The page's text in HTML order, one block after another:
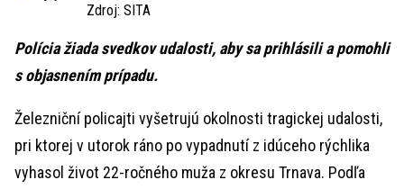
Zdroj: SITA
Polícia žiada svedkov udalosti, aby sa prihlásili a pomohli
s objasnením prípadu.
Železniční policajti vyšetrujú okolnosti tragickej udalosti,
pri ktorej v utorok ráno po vypadnutí z idúceho rýchlika
vyhasol život 22-ročného muža z okresu Trnava. Podľa